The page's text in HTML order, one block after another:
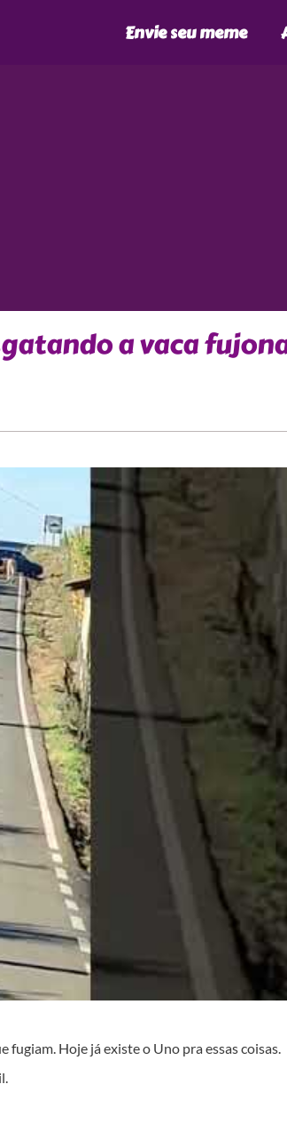
Envie seu meme
a vaca
fugiam. Hoje já existe o Uno pra essas coisas.